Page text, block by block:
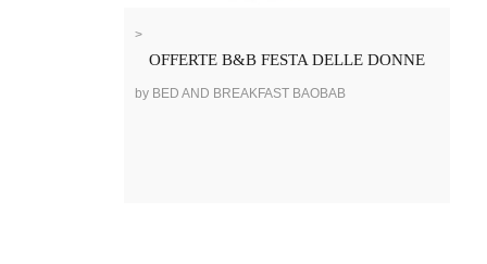
>
OFFERTE B&B FESTA DELLE DONNE
by BED AND BREAKFAST BAOBAB